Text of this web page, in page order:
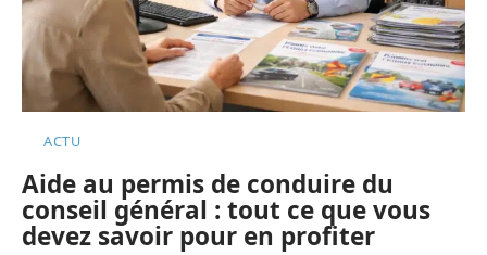
ACTU
Aide au permis de conduire du
conseil général : tout ce que vous
devez savoir pour en profiter